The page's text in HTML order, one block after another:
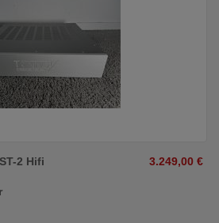
2 Hifi
3.249,00 €